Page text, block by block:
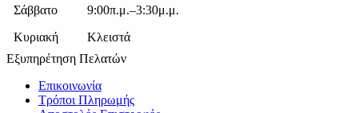
Σάββατο
9:00π.μ.–3:30μ.μ.
Κυριακή
Κλειστά
Εξυπηρέτηση Πελατών
Επικοινωνία
Τρόποι Πληρωμής